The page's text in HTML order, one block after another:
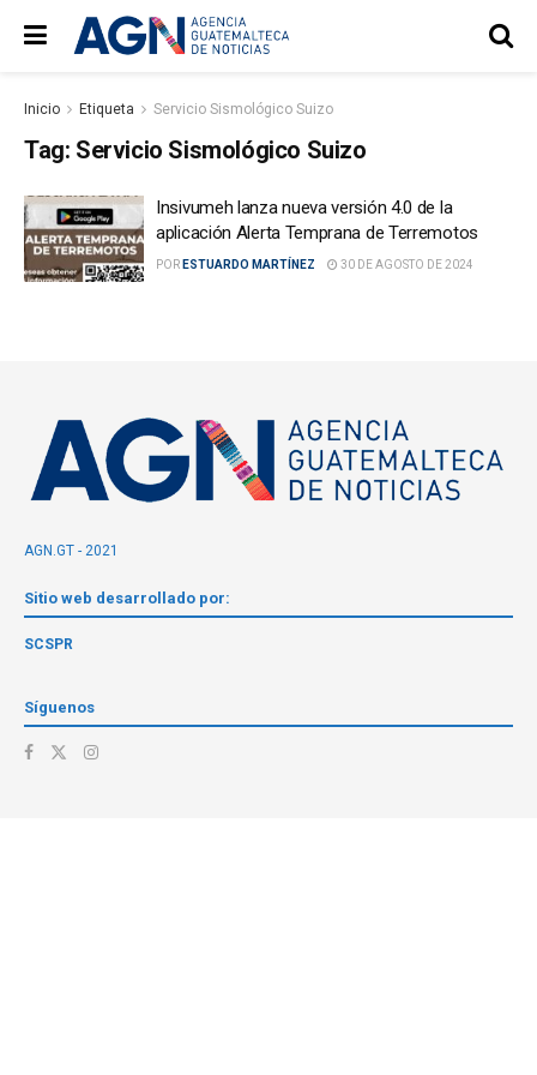
Inicio Etiqueta Servicio Sismológico Suizo
Tag: Servicio Sismológico Suizo
Insivumeh lanza nueva versión 4.0 de la
aplicación Alerta Temprana de Terremotos
POR ESTUARDO MARTÍNEZ 30 DE AGOSTO DE 2024
AGN.GT - 2021
Sitio web desarrollado por:
SCSPR
Síguenos